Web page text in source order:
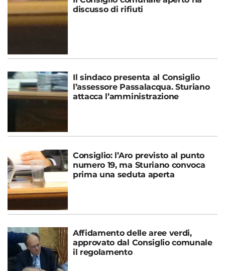
discusso di rifiuti
Il sindaco presenta al Consiglio
l’assessore Passalacqua. Sturiano
attacca l’amministrazione
Consiglio: l’Aro previsto al punto
numero 19, ma Sturiano convoca
prima una seduta aperta
Affidamento delle aree verdi,
approvato dal Consiglio comunale
il regolamento